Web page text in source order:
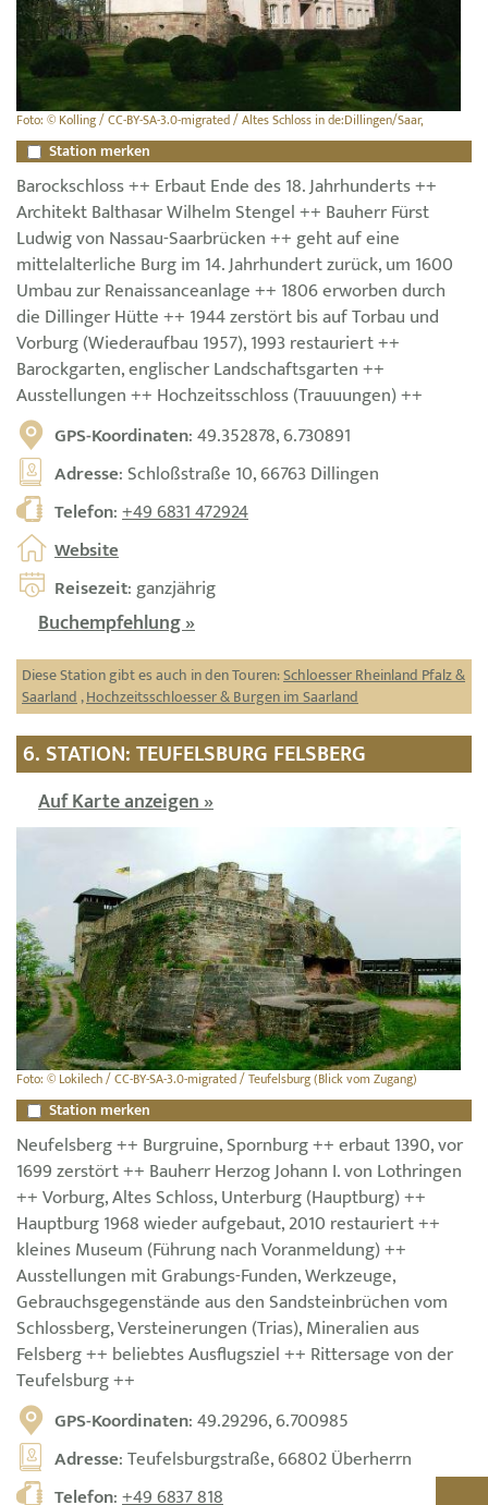
Foto: © Kolling / CC-BY-SA-3.0-migrated / Altes Schloss in de:Dillingen/Saar,
Station merken
Barockschloss ++ Erbaut Ende des 18. Jahrhunderts ++
Architekt Balthasar Wilhelm Stengel ++ Bauherr Fürst
Ludwig von Nassau-Saarbrücken ++ geht auf eine
mittelalterliche Burg im 14. Jahrhundert zurück, um 1600
Umbau zur Renaissanceanlage ++ 1806 erworben durch
die Dillinger Hütte ++ 1944 zerstört bis auf Torbau und
Vorburg (Wiederaufbau 1957), 1993 restauriert ++
Barockgarten, englischer Landschaftsgarten ++
Ausstellungen ++ Hochzeitsschloss (Trauuungen) ++
GPS-Koordinaten: 49.352878, 6.730891
Adresse: Schloßstraße 10, 66763 Dillingen
Telefon:+49 6831 472924
Website
Reisezeit: ganzjährig
Buchempfehlung »
Diese Station gibt es auch in den Touren:Schloesser Rheinland Pfalz &
Saarland,Hochzeitsschloesser & Burgen im Saarland
6. STATION: TEUFELSBURG FELSBERG
Auf Karte anzeigen »
Foto: © Lokilech / CC-BY-SA-3.0-migrated / Teufelsburg (Blick vom Zugang)
Station merken
Neufelsberg ++ Burgruine, Spornburg ++ erbaut 1390, vor
1699 zerstört ++ Bauherr Herzog Johann I. von Lothringen
++ Vorburg, Altes Schloss, Unterburg (Hauptburg) ++
Hauptburg 1968 wieder aufgebaut, 2010 restauriert ++
kleines Museum (Führung nach Voranmeldung) ++
Ausstellungen mit Grabungs-Funden, Werkzeuge,
Gebrauchsgegenstände aus den Sandsteinbrüchen vom
Schlossberg, Versteinerungen (Trias), Mineralien aus
Felsberg ++ beliebtes Ausflugsziel ++ Rittersage von der
Teufelsburg ++
GPS-Koordinaten: 49.29296, 6.700985
Adresse: Teufelsburgstraße, 66802 Überherrn
Telefon:+49 6837 818